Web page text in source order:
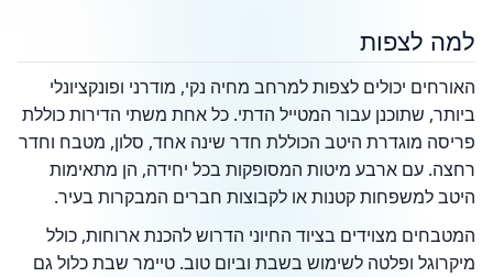
למה לצפות
האורחים יכולים לצפות למרחב מחיה נקי, מודרני ופונקציונלי
ביותר, שתוכנן עבור המטייל הדתי. כל אחת משתי הדירות כוללת
פריסה מוגדרת היטב הכוללת חדר שינה אחד, סלון, מטבח וחדר
רחצה. עם ארבע מיטות המסופקות בכל יחידה, הן מתאימות
היטב למשפחות קטנות או לקבוצות חברים המבקרות בעיר.
המטבחים מצוידים בציוד החיוני הדרוש להכנת ארוחות, כולל
מיקרוגל ופלטה לשימוש בשבת וביום טוב. טיימר שבת כלול גם